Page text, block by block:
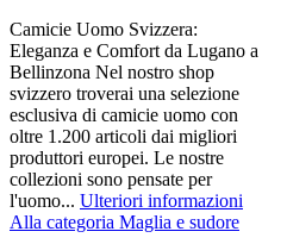
Camicie Uomo Svizzera:
Eleganza e Comfort da Lugano a
Bellinzona Nel nostro shop
svizzero troverai una selezione
esclusiva di camicie uomo con
oltre 1.200 articoli dai migliori
produttori europei. Le nostre
collezioni sono pensate per
l'uomo... Ulteriori informazioni
Alla categoria Maglia e sudore